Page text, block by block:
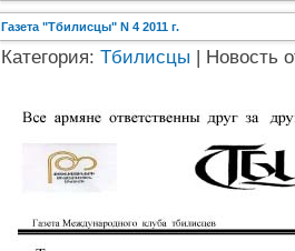
Газета "Тбилисцы" N 4 2011 г.
Категория: Тбилисцы | Новость